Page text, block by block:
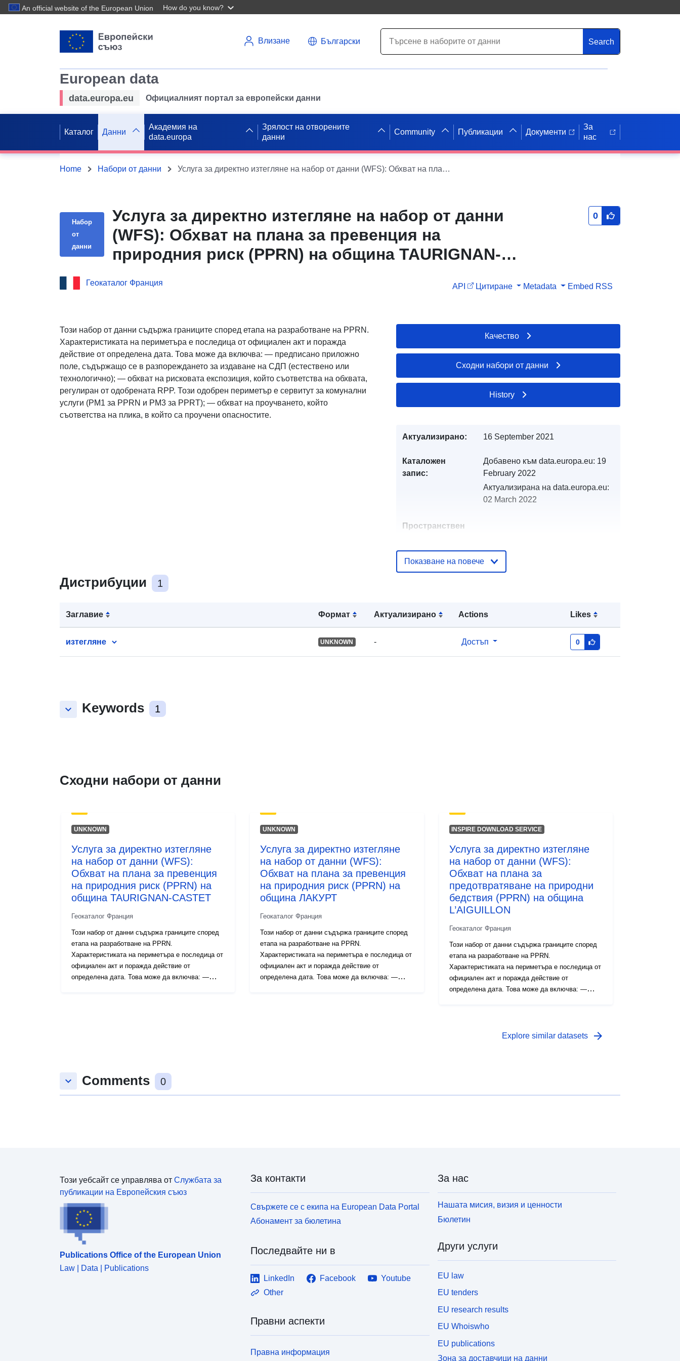
An official website of the European Union How do you know?
Влизане Български Search
European data
data.europa.eu Официалният портал за европейски данни
Каталог Данни
Академия на
data.europa
Зрялост на отворените
данни
Community Публикации Документи
За
нас
Home Набори от данни Услуга за директно изтегляне на набор от данни (WFS): Обхват на плана за превенция на природния риск (PPRN) на община TAURIGNAN-VIEUX
Набор
от
данни
Услуга за директно изтегляне на набор от данни
(WFS): Обхват на плана за превенция на
природния риск (PPRN) на община TAURIGNAN-
0
Геокаталог Франция API Цитиране Metadata Embed RSS
Този набор от данни съдържа границите според етапа на разработване на PPRN.
Характеристиката на периметъра е последица от официален акт и поражда
действие от определена дата. Това може да включва: — предписано приложно
поле, съдържащо се в разпореждането за издаване на СДП (естествено или
технологично); — обхват на рисковата експозиция, който съответства на обхвата,
регулиран от одобрената RPP. Този одобрен периметър е сервитут за комунални
услуги (PM1 за PPRN и PM3 за PPRT); — обхват на проучването, който
съответства на плика, в който са проучени опасностите.
Дистрибуции 1
Заглавие Формат Актуализирано Actions Likes
изтегляне UNKNOWN - Достъп 0
keyboard_arrow_down Keywords 1
Качество
Сходни набори от данни
History
Актуализирано: 16 September 2021
Каталожен
запис:
Добавено към data.europa.eu: 19
February 2022
Актуализирана на data.europa.eu:
02 March 2022
Пространствен
Идентификатор
и:
http://catalogue.geo-
ide.developpement-
431d-9316-a1265831bf34
http://data.europa.eu/88u/dataset/fr-
120066022-srv-c3c64db5-920d-
4b77-bc9d-47619981c6a5
Показване на повече
Сходни набори от данни
UNKNOWN
Услуга за директно изтегляне
на набор от данни (WFS):
Обхват на плана за превенция
на природния риск (PPRN) на
община TAURIGNAN-CASTET
Геокаталог Франция
Този набор от данни съдържа границите според
етапа на разработване на PPRN.
Характеристиката на периметъра е последица от
официален акт и поражда действие от
определена дата. Това може да включва: —
който са проучени опасностите.
UNKNOWN
Услуга за директно изтегляне
на набор от данни (WFS):
Обхват на плана за превенция
на природния риск (PPRN) на
община ЛАКУРТ
Геокаталог Франция
Този набор от данни съдържа границите според
етапа на разработване на PPRN.
Характеристиката на периметъра е последица от
официален акт и поражда действие от
определена дата. Това може да включва: —
INSPIRE DOWNLOAD SERVICE
Услуга за директно изтегляне
на набор от данни (WFS):
Обхват на плана за
предотвратяване на природни
бедствия (PPRN) на община
L’AIGUILLON
Геокаталог Франция
Този набор от данни съдържа границите според
етапа на разработване на PPRN.
Характеристиката на периметъра е последица от
официален акт и поражда действие от
определена дата. Това може да включва: —
експозиция, който съответства на обхвата,
Explore similar datasets arrow_forward
keyboard_arrow_down Comments 0
Този уебсайт се управлява от Службата за
публикации на Европейския съюз
Publications Office of the European Union
Law | Data | Publications
За контакти
Свържете се с екипа на European Data Portal
Абонамент за бюлетина
Последвайте ни в
LinkedIn Facebook
Youtube
Other
Правни аспекти
Правна информация
За нас
Нашата мисия, визия и ценности
Бюлетин
Други услуги
EU law
EU tenders
EU research results
EU Whoiswho
EU publications
Зона за доставчици на данни